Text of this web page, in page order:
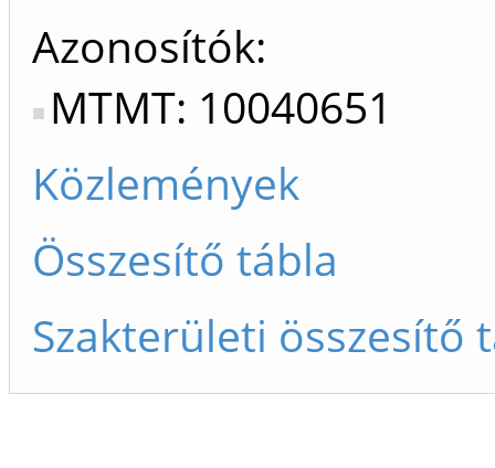
Azonosítók
MTMT: 10040651
Közlemények
Összesítő tábla
Szakterületi összesítő